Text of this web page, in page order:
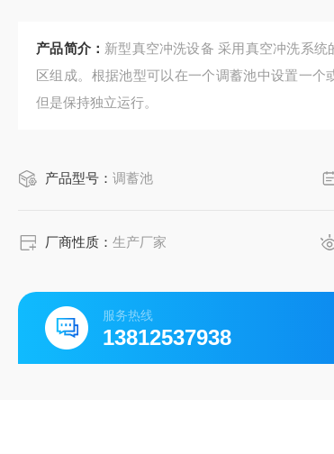
产品简介： 新型真空冲洗设备 采用真空冲洗系统的调蓄池由存水室、雨水储存区和冲洗水排放
区组成。根据池型可以在一个调蓄池中设置一个
但是保持独立运行。
产品型号：调蓄池
厂商性质：生产厂家
服务热线
13812537938